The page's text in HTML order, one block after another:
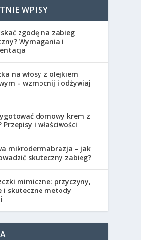
WPISY
zgodę na zabieg
Wymagania i
na włosy z olejkiem
– wzmocnij i odżywiaj
domowy krem z
Przepisy i właściwości
mikrodermabrazja – jak
skuteczny zabieg?
mimiczne: przyczyny,
i skuteczne metody